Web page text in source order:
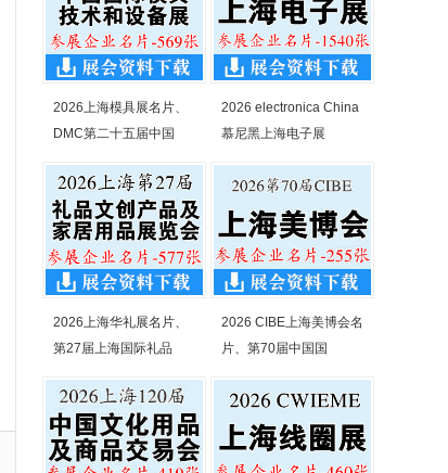
2026上海模具展名片、
DMC第二十五届中国
2026 electronica China
慕尼黑上海电子展
2026上海华礼展名片、
第27届上海国际礼品
2026 CIBE上海美博会名
片、第70届中国国